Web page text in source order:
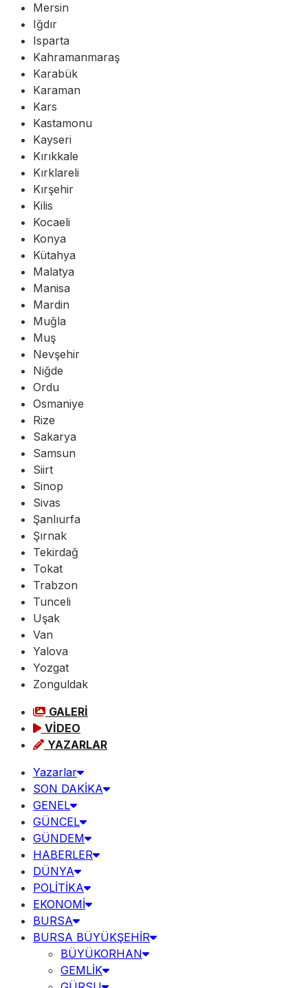
Mersin
Iğdır
Isparta
Kahramanmaraş
Karabük
Karaman
Kars
Kastamonu
Kayseri
Kırıkkale
Kırklareli
Kırşehir
Kilis
Kocaeli
Konya
Kütahya
Malatya
Manisa
Mardin
Muğla
Muş
Nevşehir
Niğde
Ordu
Osmaniye
Rize
Sakarya
Samsun
Siirt
Sinop
Sivas
Şanlıurfa
Şırnak
Tekirdağ
Tokat
Trabzon
Tunceli
Uşak
Van
Yalova
Yozgat
Zonguldak
GALERİ
VİDEO
YAZARLAR
Yazarlar
SON DAKİKA
GENEL
GÜNCEL
GÜNDEM
HABERLER
DÜNYA
POLİTİKA
EKONOMİ
BURSA
BURSA BÜYÜKŞEHİR
BÜYÜKORHAN
GEMLİK